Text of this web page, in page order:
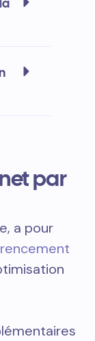
par
a pour